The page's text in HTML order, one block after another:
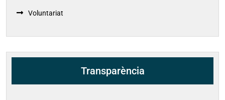
Voluntariat
Transparència